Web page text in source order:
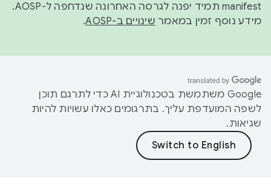
manifest תמיד יפנה לגרסה האחרונה שנדחפה ל-AOSP.
מידע נוסף זמין במאמר שינויים ב-AOSP .
‫Google משתמשת בטכנולוגיית AI כדי לתרגם תוכן
לשפה המועדפת עליך. בתרגומים כאלו עשויות להיות
שגיאות.